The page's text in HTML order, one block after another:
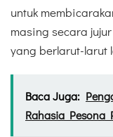
untuk
masing secara
yang berlarut-larut
Baca Juga:
Rahasia Pesona